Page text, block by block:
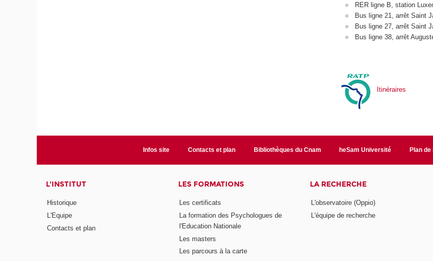
RER ligne B, station
Bus ligne 21, arrêt Saint
Bus ligne 27, arrêt Saint
Bus ligne 38, arrêt
Itinéraires
Infos site Contacts et plan Bibliothèques du Cnam heSam Université Plan de
L'INSTITUT
Historique
L'Equipe
Contacts et plan
LES FORMATIONS
Les certificats
La formation des Psychologues de
l'Education Nationale
Les masters
Les parcours à la carte
LA RECHERCHE
L'observatoire (Oppio)
L'équipe de recherche